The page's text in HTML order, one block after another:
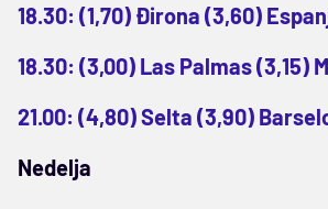
18.30: (1,70) Đirona (3,60)
18.30: (3,00) Las Palmas (3,15)
21.00: (4,80) Selta (3,90)
Nedelja